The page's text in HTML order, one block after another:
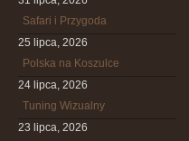
Safari i Przygoda
25 lipca, 2026
Polska na Koszulce
24 lipca, 2026
Tuning Wizualny
23 lipca, 2026